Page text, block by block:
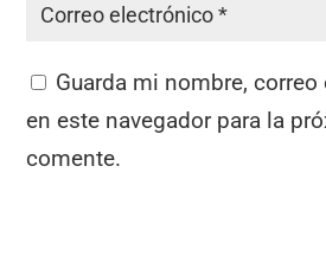
Guarda mi nombre,
en este navegador para la
comente.